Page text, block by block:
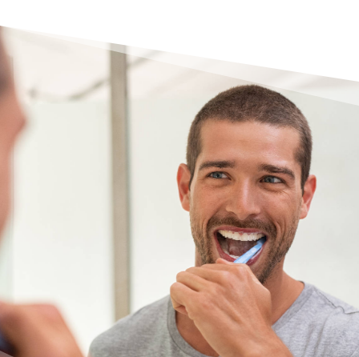
Praxis mit Wohlfühlatmosphäre
Langjährige Erfahrung (die Praxis besteht
Umfassende Beratung
Ganzheitliches Behandlungskonzept
Modernste Behandlungsmethoden
Stetige Weiterbildung
Mehrsprachigkeit